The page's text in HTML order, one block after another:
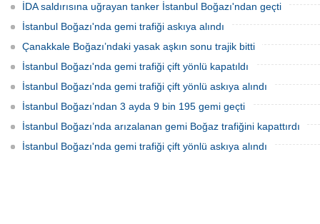
İDA saldırısına uğrayan tanker İstanbul Boğazı'ndan geçti
İstanbul Boğazı'nda gemi trafiği askıya alındı
Çanakkale Boğazı’ndaki yasak aşkın sonu trajik bitti
İstanbul Boğazı'nda gemi trafiği çift yönlü kapatıldı
İstanbul Boğazı'nda gemi trafiği çift yönlü askıya alındı
İstanbul Boğazı’ndan 3 ayda 9 bin 195 gemi geçti
İstanbul Boğazı’nda arızalanan gemi Boğaz trafiğini kapattırdı
İstanbul Boğazı'nda gemi trafiği çift yönlü askıya alındı